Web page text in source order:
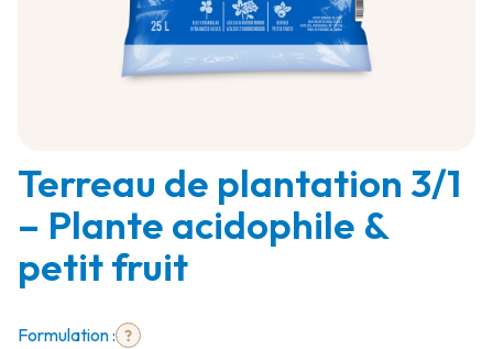
Terreau de plantation 3/1
– Plante acidophile &
petit fruit
Formulation :
0,04
0,03